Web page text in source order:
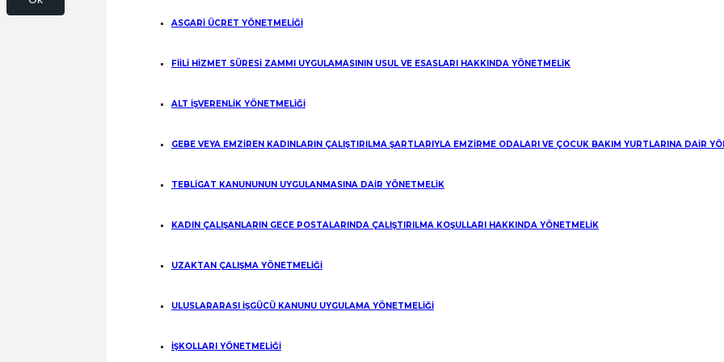
ASGARİ ÜCRET YÖNETMELİĞİ
FİİLİ HİZMET SÜRESİ ZAMMI UYGULAMASININ USUL VE ESASLARI HAKKINDA YÖNETMELİK
ALT İŞVERENLİK YÖNETMELİĞİ
GEBE VEYA EMZİREN KADINLARIN ÇALIŞTIRILMA ŞARTLARIYLA EMZİRME ODALARI VE ÇOCUK BAKIM YURTLARINA DAİR
TEBLİGAT KANUNUNUN UYGULANMASINA DAİR YÖNETMELİK
KADIN ÇALIŞANLARIN GECE POSTALARINDA ÇALIŞTIRILMA KOŞULLARI HAKKINDA YÖNETMELİK
UZAKTAN ÇALIŞMA YÖNETMELİĞİ
ULUSLARARASI İŞGÜCÜ KANUNU UYGULAMA YÖNETMELİĞİ
İŞKOLLARI YÖNETMELİĞİ